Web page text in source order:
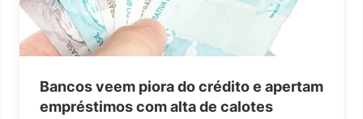
Bancos veem piora do crédito e apertam
empréstimos com alta de calotes